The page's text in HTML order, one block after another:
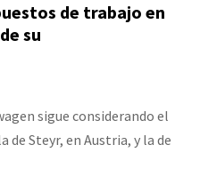
de trabajo en
su
sigue considerando el
de Steyr, en Austria, y la de